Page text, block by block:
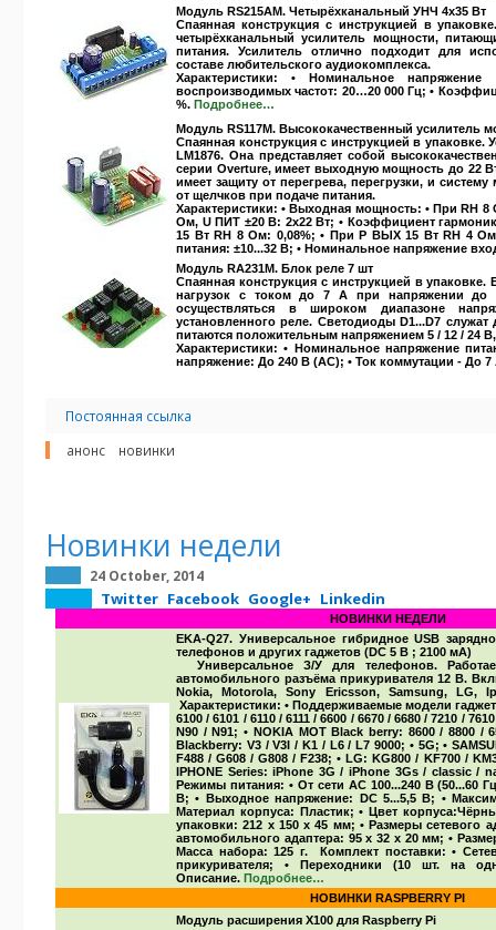
Модуль RS215AM. Четырёхканальный УНЧ 4х35 Вт
Спаянная конструкция с инструкцией в
четырёхканальный усилитель мощности,
питания. Усилитель отлично подходит для
составе любительского аудиокомплекса.
Характеристики:• Номинальное
воспроизводимых частот: 20…20 000 Гц; •
%. Подробнее…
Модуль RS117M. Высококачественный усилитель
Спаянная конструкция с инструкцией в
LM1876. Она представляет собой
серии Overture, имеет выходную мощность до 22
имеет защиту от перегрева, перегрузки, и
от щелчков при подаче питания.
Характеристики: • Выходная мощность: • При RН 8
Ом, U ПИТ ±20 В: 2х22 Вт; • Коэффициент
15 Вт RН 8 Ом: 0,08%; • При P ВЫХ 15 Вт RН 4
питания: ±10...32 В; • Номинальное напряжение
Модуль RA231M. Блок реле 7 шт
Спаянная конструкция с инструкцией в
нагрузок с током до 7 А при напряжении
осуществляться в широком диапазоне
установленного реле. Светодиоды D1...D7
питаются положительным напряжением 5 / 12 / 24
Характеристики: • Номинальное напряжение
напряжение: До 240 В (АС); • Ток коммутации - До
Постоянная ссылка
анонс
новинки
Новинки недели
24 October, 2014
Twitter Facebook Google+ Linkedin
НОВИНКИ НЕДЕЛИ
EKA-Q27. Универсальное гибридное USB
телефонов и других гаджетов (DC 5 В ; 2100 мА)
Универсальное З/У для телефонов.
автомобильного разъёма прикуривателя 12 В.
Nokia, Motorola, Sony Ericsson, Samsung, LG,
Характеристики: • Поддерживаемые модели
6100 / 6101 / 6110 / 6111 / 6600 / 6670 / 6680 / 7210 /
N90 / N91; • NOKIA MOT Black berry: 8600 / 8800 /
Blackberry: V3 / V3I / K1 / L6 / L7 9000; • 5G; •
F488 / G608 / G808 / F238; • LG: KG800 / KF700 /
IPHONE Series: iPhone 3G / iPhone 3Gs / classic /
Режимы питания: • От сети AC 100...240 В (50...60
В; • Выходное напряжение: DC 5...5,5 В; •
Материал корпуса: Пластик; • Цвет корпуса:
упаковки: 212 x 150 x 45 мм; • Размеры сетевого
автомобильного адаптера: 95 x 32 x 20 мм; •
Масса набора: 125 г.
Комплект поставки: •
прикуривателя; • Переходники (10 шт. на
Описание. Подробнее…
НОВИНКИ RASPBERRY PI
Модуль расширения X100 для Raspberry Pi